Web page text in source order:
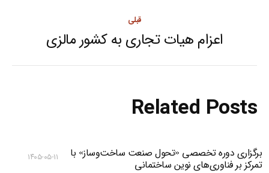
قبلی
Previous
اعزام هیات تجاری به کشور مالزی
Related Posts
برگزاری دوره تخصصی «تحول صنعت ساخت‌وساز» با
تمرکز بر فناوری‌های نوین ساختمانی
۱۴۰۵-۰۵-۱۱